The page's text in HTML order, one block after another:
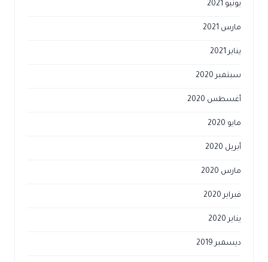
يونيو 2021
مارس 2021
يناير 2021
سبتمبر 2020
أغسطس 2020
مايو 2020
أبريل 2020
مارس 2020
فبراير 2020
يناير 2020
ديسمبر 2019